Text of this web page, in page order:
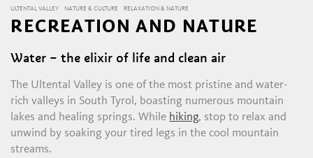
ULTENTAL VALLEY NATURE & CULTURE RELAXATION & NATURE
RECREATION AND NATURE
Water – the elixir of life and clean air
The Ultental Valley is one of the most pristine and water-
rich valleys in South Tyrol, boasting numerous mountain
lakes and healing springs. While hiking, stop to relax and
unwind by soaking your tired legs in the cool mountain
streams.